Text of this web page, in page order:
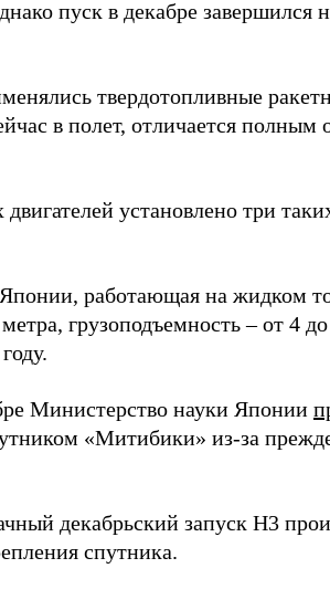
пуск в декабре завершился
твердотопливные
в полет, отличается полным
установлено три
работающая на жидком
грузоподъемность – от 4
Министерство науки Японии
«Митибики» из-за
декабрьский запуск H3
спутника.